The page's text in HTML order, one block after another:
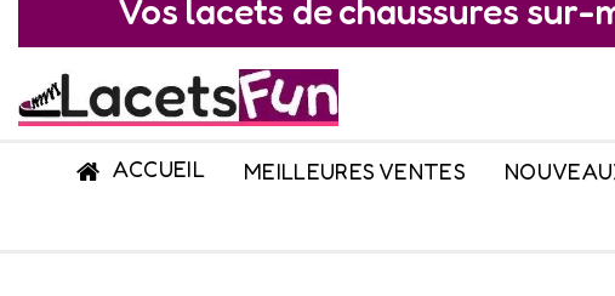
Vos lacets de chaussures sur-
ACCUEIL MEILLEURES VENTES